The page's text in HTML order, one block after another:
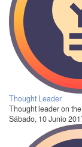
Thought Leader
Thought leader on
Sábado, 10 Junio